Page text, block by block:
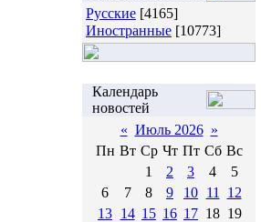
Русские [4165]
Иностранные [10773]
Календарь
новостей
« Июль 2026 »
Пн Вт Ср Чт Пт Сб Вс
1
2 3 4
5
6
7 8 9 10 11
12
13 14 15 16 17 18 19